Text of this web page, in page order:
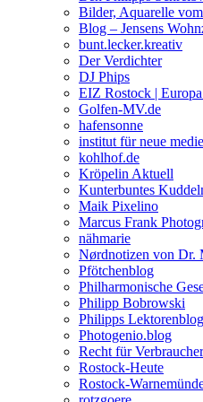
Bilder, Aquarelle
Blog – Jensens
bunt.lecker.kreativ
Der Verdichter
DJ Phips
EIZ Rostock |
Golfen-MV.de
hafensonne
institut für neue
kohlhof.de
Kröpelin Aktuell
Kunterbuntes
Maik Pixelino
Marcus Frank
nähmarie
Nørdnotizen von Dr.
Pfötchenblog
Philharmonische
Philipp Bobrowski
Philipps Lektorenblog
Photogenio.blog
Recht für
Rostock-Heute
Rostock-